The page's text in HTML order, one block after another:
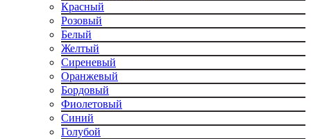
Красный
Розовый
Белый
Желтый
Сиреневый
Оранжевый
Бордовый
Фиолетовый
Синий
Голубой